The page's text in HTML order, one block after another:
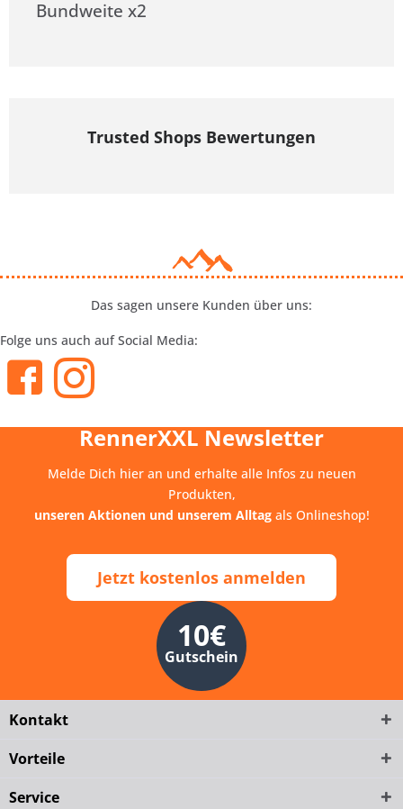
Bundweite x2
Trusted Shops Bewertungen
Das sagen unsere Kunden über uns:
Folge uns auch auf Social Media:
RennerXXL Newsletter
Melde Dich hier an und erhalte alle Infos zu neuen
Produkten,
unseren Aktionen und unserem Alltagals Onlineshop!
Jetzt kostenlos anmelden
10€
Gutschein
Kontakt
Vorteile
Service